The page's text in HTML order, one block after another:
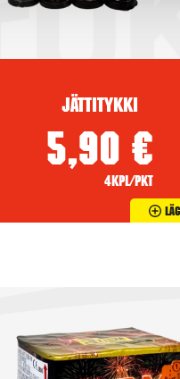
Jättitykki
5,90 €
4kpl/pkt